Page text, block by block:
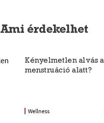
Ami érdekelhet
Kényelmetlen alvás a
menstruáció alatt?
Wellness